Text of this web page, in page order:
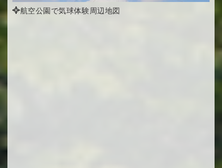
航空公園で気球体験周辺地図